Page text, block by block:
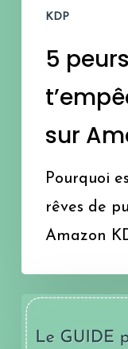
Amazon
KDP
KDP
5
sur
Pourquoi
rêves de
Amazon
Comment
publier